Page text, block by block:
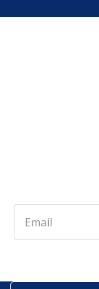
Keine News
Newsletter
Stand.